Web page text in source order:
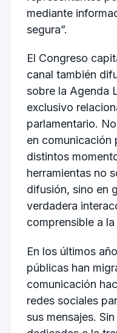
mediante
segura”.
El Congreso
canal también
sobre la Agenda
exclusivo
parlamentario.
en comunicación
distintos
herramientas no
difusión, sino en
verdadera
comprensible a
En los últimos
públicas han
comunicación
redes sociales
sus mensajes.